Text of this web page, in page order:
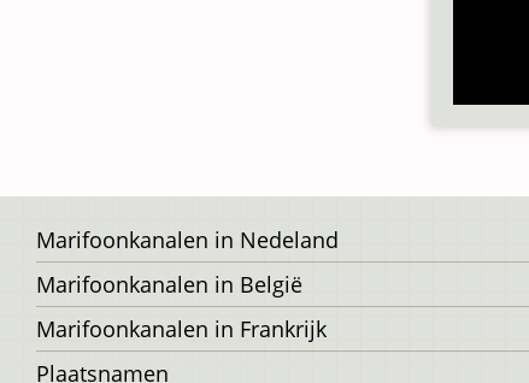
Voet
Marifoonkanalen in Nedeland
Marifoonkanalen in België
Marifoonkanalen in Frankrijk
Plaatsnamen